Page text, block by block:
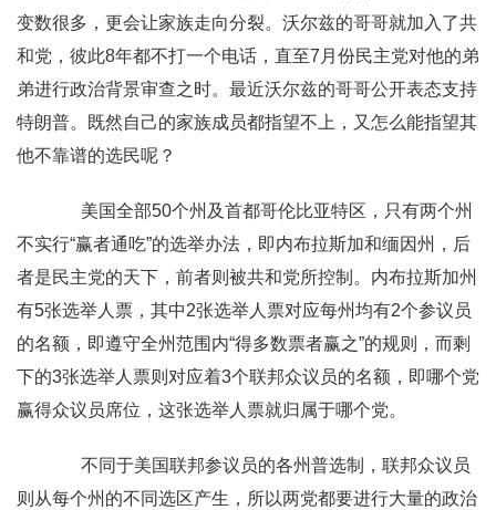
变数很多，更会让家族走向分裂。沃尔兹的哥哥就加入了共
和党，彼此8年都不打一个电话，直至7月份民主党对他的弟
弟进行政治背景审查之时。最近沃尔兹的哥哥公开表态支持
特朗普。既然自己的家族成员都指望不上，又怎么能指望其
他不靠谱的选民呢？
美国全部50个州及首都哥伦比亚特区，只有两个州
不实行“赢者通吃”的选举办法，即内布拉斯加和缅因州，后
者是民主党的天下，前者则被共和党所控制。内布拉斯加州
有5张选举人票，其中2张选举人票对应每州均有2个参议员
的名额，即遵守全州范围内“得多数票者赢之”的规则，而剩
下的3张选举人票则对应着3个联邦众议员的名额，即哪个党
赢得众议员席位，这张选举人票就归属于哪个党。
不同于美国联邦参议员的各州普选制，联邦众议员
则从每个州的不同选区产生，所以两党都要进行大量的政治